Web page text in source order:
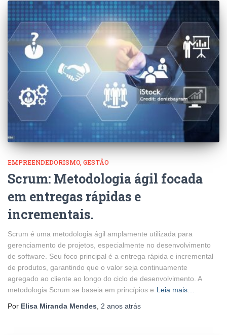
EMPREENDEDORISMO GESTÃO
Scrum: Metodologia ágil focada
em entregas rápidas e
incrementais.
Scrum é uma metodologia ágil amplamente utilizada para
gerenciamento de projetos, especialmente no desenvolvimento
de software. Seu foco principal é a entrega rápida e incremental
de produtos, garantindo que o valor seja continuamente
agregado ao cliente ao longo do ciclo de desenvolvimento. A
metodologia Scrum se baseia em princípios e Leia mais…
Por Elisa Miranda Mendes 2 anos atrás